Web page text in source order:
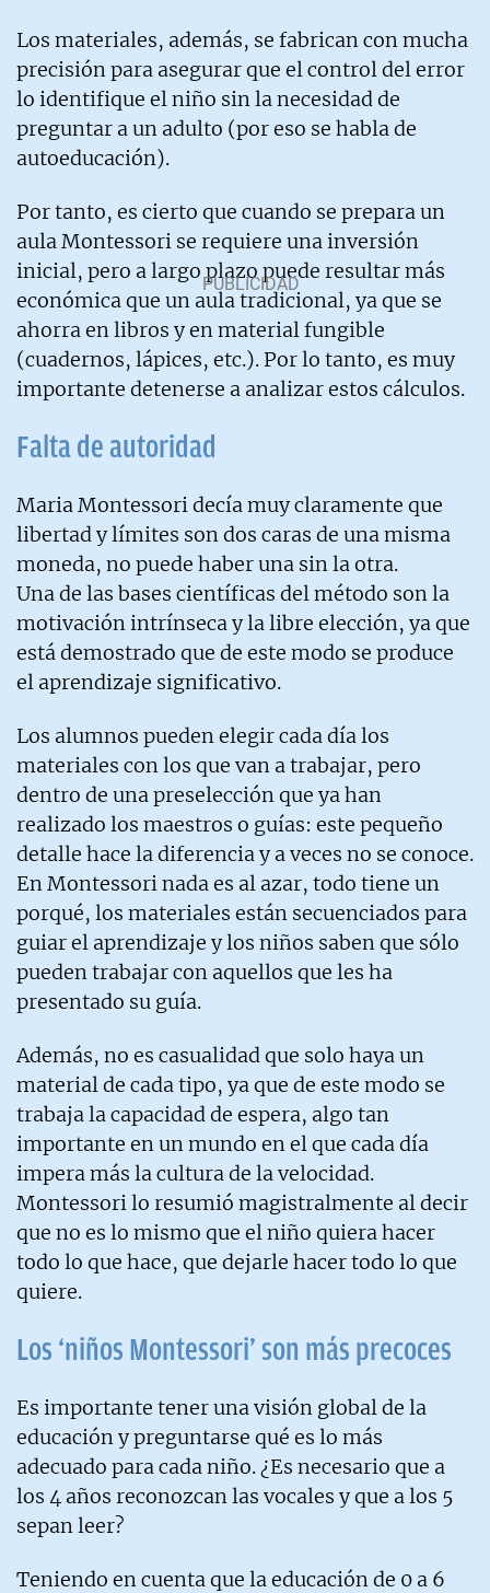
Los materiales, además, se fabrican con mucha
precisión para asegurar que el control del error
lo identifique el niño sin la necesidad de
preguntar a un adulto (por eso se habla de
autoeducación).
Por tanto, es cierto que cuando se prepara un
aula Montessori se requiere una inversión
inicial, pero a largo plazo puede resultar más
económica que un aula tradicional, ya que se
ahorra en libros y en material fungible
(cuadernos, lápices, etc.). Por lo tanto, es muy
importante detenerse a analizar estos cálculos.
Falta de autoridad
Maria Montessori decía muy claramente que
libertad y límites son dos caras de una misma
moneda, no puede haber una sin la otra.
Una de las bases científicas del método son la
motivación intrínseca y la libre elección, ya que
está demostrado que de este modo se produce
el aprendizaje significativo.
Los alumnos pueden elegir cada día los
materiales con los que van a trabajar, pero
dentro de una preselección que ya han
realizado los maestros o guías: este pequeño
detalle hace la diferencia y a veces no se conoce.
En Montessori nada es al azar, todo tiene un
porqué, los materiales están secuenciados para
guiar el aprendizaje y los niños saben que sólo
pueden trabajar con aquellos que les ha
presentado su guía.
Además, no es casualidad que solo haya un
material de cada tipo, ya que de este modo se
trabaja la capacidad de espera, algo tan
importante en un mundo en el que cada día
impera más la cultura de la velocidad.
Montessori lo resumió magistralmente al decir
que no es lo mismo que el niño quiera hacer
todo lo que hace, que dejarle hacer todo lo que
quiere.
Los ‘niños Montessori’ son más precoces
Es importante tener una visión global de la
educación y preguntarse qué es lo más
adecuado para cada niño. ¿Es necesario que a
los 4 años reconozcan las vocales y que a los 5
sepan leer?
Teniendo en cuenta que la educación de 0 a 6